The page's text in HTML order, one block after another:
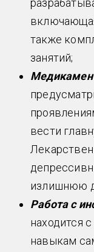
также
занятий;
вести
излишнюю
Работа с
находится
навыкам